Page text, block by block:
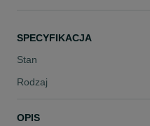
SPECYFIKACJA
Stan
Rodzaj
OPIS